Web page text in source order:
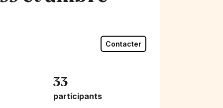
Contacter
33
participants